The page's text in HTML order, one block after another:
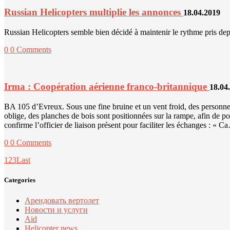
Russian Helicopters multiplie les annonces 18.04.2019
Russian Helicopters semble bien décidé à maintenir le rythme pris
0 0 Comments
Irma : Coopération aérienne franco-britannique
BA 105 d’Evreux. Sous une fine bruine et un vent froid, des
oblige, des planches de bois sont positionnées sur la rampe, afin de
confirme l’officier de liaison présent pour faciliter les échanges : «
0 0 Comments
1 23Last
Categories
Арендовать вертолет
Новости и услуги
Aid
Helicopter news